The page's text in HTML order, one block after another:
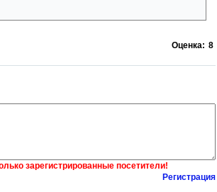
Оценка: 8
зарегистрированные посетители!
Регистрация